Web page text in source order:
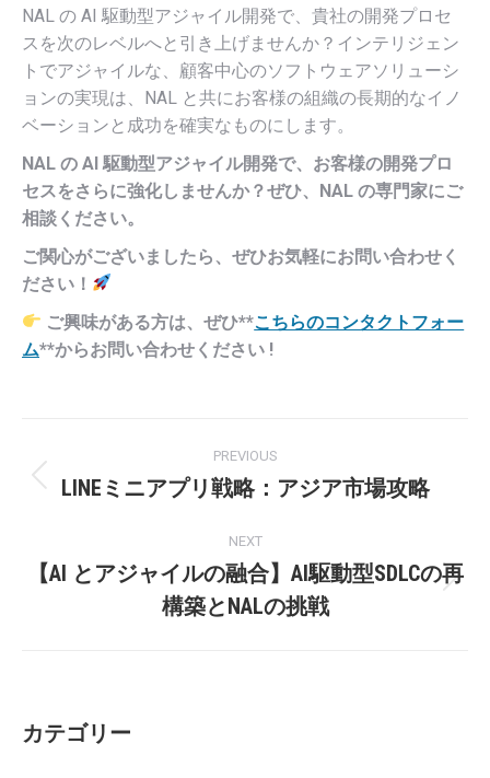
NAL の AI 駆動型アジャイル開発で、貴社の開発プロセ
スを次のレベルへと引き上げませんか？インテリジェン
トでアジャイルな、顧客中心のソフトウェアソリューシ
ョンの実現は、NAL と共にお客様の組織の長期的なイノ
ベーションと成功を確実なものにします。
NAL の AI 駆動型アジャイル開発で、お客様の開発プロ
セスをさらに強化しませんか？ぜひ、NAL の専門家にご
相談ください。
ご関心がございましたら、ぜひお気軽にお問い合わせく
ださい！
ご興味がある方は、ぜひ**こちらのコンタクトフォー
ム**からお問い合わせください !
navigation
PREVIOUS
Previous
LINEミニアプリ戦略：アジア市場攻略
NEXT
Next
post:
【AI とアジャイルの融合】AI駆動型SDLCの再
構築とNALの挑戦
カテゴリー